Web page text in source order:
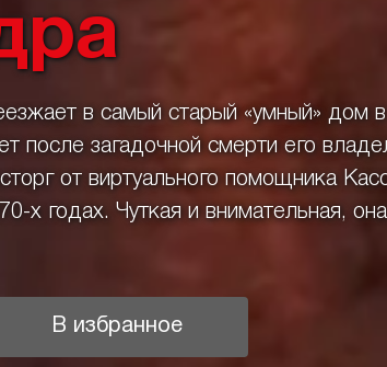
в самый старый «умный» дом в
после загадочной смерти его
от виртуального помощника
х годах. Чуткая и внимательная,
В избранное